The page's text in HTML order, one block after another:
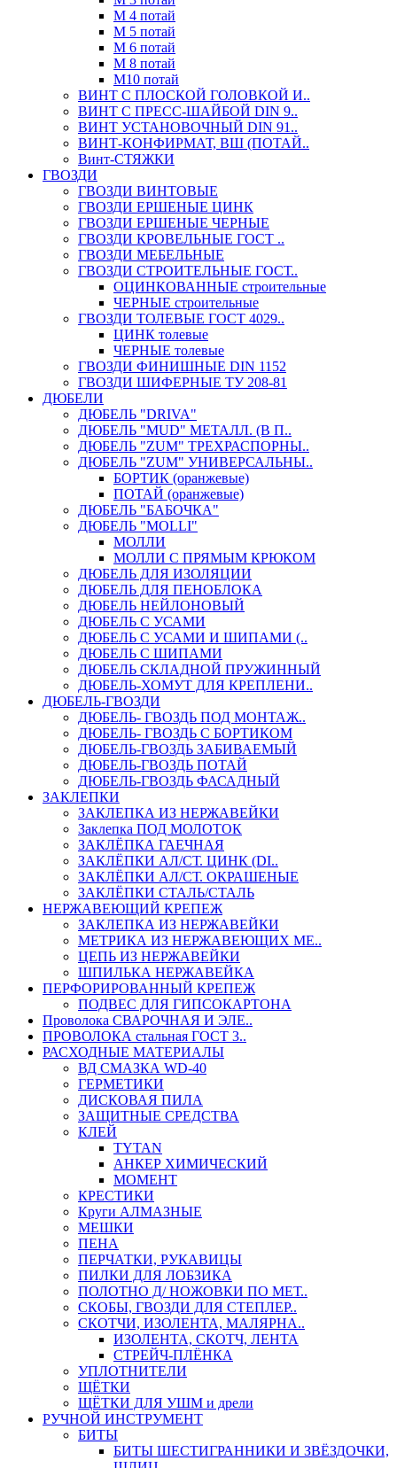
М 4 потай
М 5 потай
М 6 потай
М 8 потай
М10 потай
ВИНТ С ПЛОСКОЙ ГОЛОВКОЙ И..
ВИНТ С ПРЕСС-ШАЙБОЙ DIN 9..
ВИНТ УСТАНОВОЧНЫЙ DIN 91..
ВИНТ-КОНФИРМАТ, ВШ (ПОТАЙ..
Винт-СТЯЖКИ
ГВОЗДИ
ГВОЗДИ ВИНТОВЫЕ
ГВОЗДИ ЕРШЕНЫЕ ЦИНК
ГВОЗДИ ЕРШЕНЫЕ ЧЕРНЫЕ
ГВОЗДИ КРОВЕЛЬНЫЕ ГОСТ ..
ГВОЗДИ МЕБЕЛЬНЫЕ
ГВОЗДИ СТРОИТЕЛЬНЫЕ ГОСТ..
ОЦИНКОВАННЫЕ строительные
ЧЕРНЫЕ строительные
ГВОЗДИ ТОЛЕВЫЕ ГОСТ 4029..
ЦИНК толевые
ЧЕРНЫЕ толевые
ГВОЗДИ ФИНИШНЫЕ DIN 1152
ГВОЗДИ ШИФЕРНЫЕ ТУ 208-81
ДЮБЕЛИ
ДЮБЕЛЬ "DRIVA"
ДЮБЕЛЬ "MUD" МЕТАЛЛ. (В П..
ДЮБЕЛЬ "ZUM" ТРЕХРАСПОРНЫ..
ДЮБЕЛЬ "ZUM" УНИВЕРСАЛЬНЫ..
БОРТИК (оранжевые)
ПОТАЙ (оранжевые)
ДЮБЕЛЬ "БАБОЧКА"
ДЮБЕЛЬ "МOLLI"
МОЛЛИ
МОЛЛИ С ПРЯМЫМ КРЮКОМ
ДЮБЕЛЬ ДЛЯ ИЗОЛЯЦИИ
ДЮБЕЛЬ ДЛЯ ПЕНОБЛОКА
ДЮБЕЛЬ НЕЙЛОНОВЫЙ
ДЮБЕЛЬ С УСАМИ
ДЮБЕЛЬ С УСАМИ И ШИПАМИ (..
ДЮБЕЛЬ С ШИПАМИ
ДЮБЕЛЬ СКЛАДНОЙ ПРУЖИННЫЙ
ДЮБЕЛЬ-ХОМУТ ДЛЯ КРЕПЛЕНИ..
ДЮБЕЛЬ-ГВОЗДИ
ДЮБЕЛЬ- ГВОЗДЬ ПОД МОНТАЖ..
ДЮБЕЛЬ- ГВОЗДЬ С БОРТИКОМ
ДЮБЕЛЬ-ГВОЗДЬ ЗАБИВАЕМЫЙ
ДЮБЕЛЬ-ГВОЗДЬ ПОТАЙ
ДЮБЕЛЬ-ГВОЗДЬ ФАСАДНЫЙ
ЗАКЛЕПКИ
ЗАКЛЕПКА ИЗ НЕРЖАВЕЙКИ
Заклепка ПОД МОЛОТОК
ЗАКЛЁПКА ГАЕЧНАЯ
ЗАКЛЁПКИ АЛ/СТ. ЦИНК (DI..
ЗАКЛЁПКИ АЛ/СТ. ОКРАШЕНЫЕ
ЗАКЛЁПКИ СТАЛЬ/СТАЛЬ
НЕРЖАВЕЮЩИЙ КРЕПЕЖ
ЗАКЛЕПКА ИЗ НЕРЖАВЕЙКИ
МЕТРИКА ИЗ НЕРЖАВЕЮЩИХ МЕ..
ЦЕПЬ ИЗ НЕРЖАВЕЙКИ
ШПИЛЬКА НЕРЖАВЕЙКА
ПЕРФОРИРОВАННЫЙ КРЕПЕЖ
ПОДВЕС ДЛЯ ГИПСОКАРТОНА
Проволока СВАРОЧНАЯ И ЭЛЕ..
ПРОВОЛОКА стальная ГОСТ 3..
РАСХОДНЫЕ МАТЕРИАЛЫ
ВД СМАЗКА WD-40
ГЕРМЕТИКИ
ДИСКОВАЯ ПИЛА
ЗАЩИТНЫЕ СРЕДСТВА
КЛЕЙ
TYTAN
АНКЕР ХИМИЧЕСКИЙ
МОМЕНТ
КРЕСТИКИ
Круги АЛМАЗНЫЕ
МЕШКИ
ПЕНА
ПЕРЧАТКИ, РУКАВИЦЫ
ПИЛКИ ДЛЯ ЛОБЗИКА
ПОЛОТНО Д/ НОЖОВКИ ПО МЕТ..
СКОБЫ, ГВОЗДИ ДЛЯ СТЕПЛЕР..
СКОТЧИ, ИЗОЛЕНТА, МАЛЯРНА..
ИЗОЛЕНТА, СКОТЧ, ЛЕНТА
СТРЕЙЧ-ПЛЁНКА
УПЛОТНИТЕЛИ
ЩЁТКИ
ЩЁТКИ ДЛЯ УШМ и дрели
РУЧНОЙ ИНСТРУМЕНТ
БИТЫ
БИТЫ ШЕСТИГРАННИКИ И ЗВЁЗДОЧКИ,